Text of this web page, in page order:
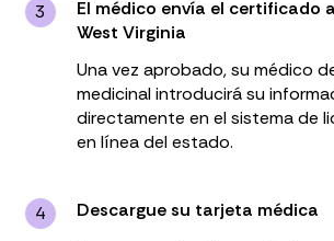
3
El médico envía el certificado
West Virginia
Una vez aprobado, su médico
medicinal introducirá su
directamente en el sistema de
en línea del estado.
4
Descargue su tarjeta médica